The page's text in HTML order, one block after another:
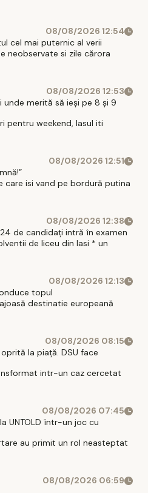
08/08/2026 12:54
cel mai puternic al verii
neobservate si zile cărora
08/08/2026 12:53
unde merită să ieși pe 8 și 9
pentru weekend, Iasul iti
08/08/2026 12:51
care isi vand pe bordură putina
08/08/2026 12:38
de candidați intră în examen
de liceu din Iasi * un
08/08/2026 12:13
topul
destinatie europeană
08/08/2026 08:15
la piață. DSU face
intr-un caz cercetat
08/08/2026 07:45
UNTOLD într-un joc cu
au primit un rol neasteptat
08/08/2026 06:59